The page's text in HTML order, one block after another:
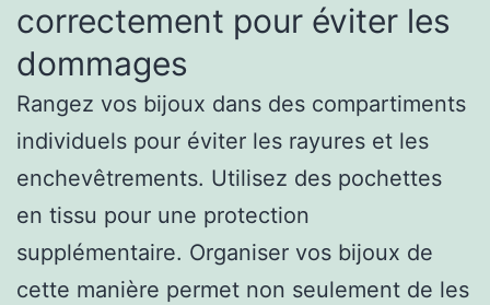
correctement pour éviter les
dommages
Rangez vos bijoux dans des compartiments
individuels pour éviter les rayures et les
enchevêtrements. Utilisez des pochettes
en tissu pour une protection
supplémentaire. Organiser vos bijoux de
cette manière permet non seulement de les